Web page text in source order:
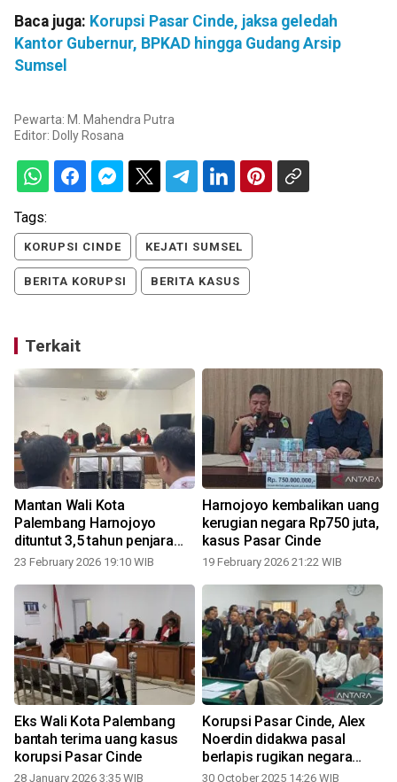
Baca juga: Korupsi Pasar Cinde, jaksa geledah
Kantor Gubernur, BPKAD hingga Gudang Arsip
Sumsel
Pewarta: M. Mahendra Putra
Editor: Dolly Rosana
Tags:
KORUPSI CINDE KEJATI SUMSEL
BERITA KORUPSI BERITA KASUS
Terkait
Mantan Wali Kota
Palembang Harnojoyo
dituntut 3,5 tahun penjara
kasus korupsi Pasar Cinde
23 February 2026 19:10 WIB
Harnojoyo kembalikan uang
kerugian negara Rp750 juta,
kasus Pasar Cinde
19 February 2026 21:22 WIB
Eks Wali Kota Palembang
bantah terima uang kasus
korupsi Pasar Cinde
28 January 2026 3:35 WIB
Korupsi Pasar Cinde, Alex
Noerdin didakwa pasal
berlapis rugikan negara
Rp137,7 miliar
30 October 2025 14:26 WIB